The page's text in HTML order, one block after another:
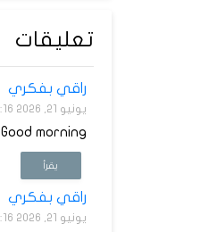
تعليقات
راقي بفكري
يونيو 21, 2026 3:16 ص
Good morning...
يقرأ
راقي بفكري
يونيو 21, 2026 3:16 ص